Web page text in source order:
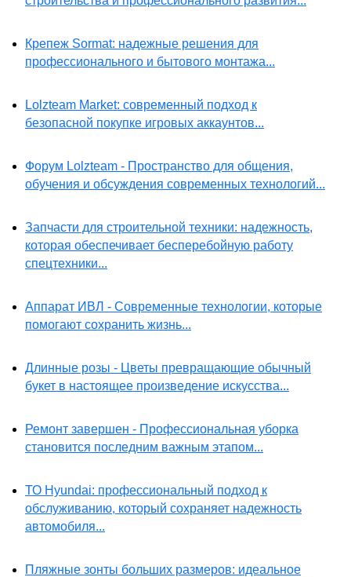
Крепеж Sormat: надежные решения для
профессионального и бытового монтажа...
Lolzteam Market: современный подход к
безопасной покупке игровых аккаунтов...
Форум Lolzteam - Пространство для общения,
обучения и обсуждения современных технологий...
Запчасти для строительной техники: надежность,
которая обеспечивает бесперебойную работу
спецтехники...
Аппарат ИВЛ - Современные технологии, которые
помогают сохранить жизнь...
Длинные розы - Цветы превращающие обычный
букет в настоящее произведение искусства...
Ремонт завершен - Профессиональная уборка
становится последним важным этапом...
ТО Hyundai: профессиональный подход к
обслуживанию, который сохраняет надежность
автомобиля...
Пляжные зонты больших размеров: идеальное